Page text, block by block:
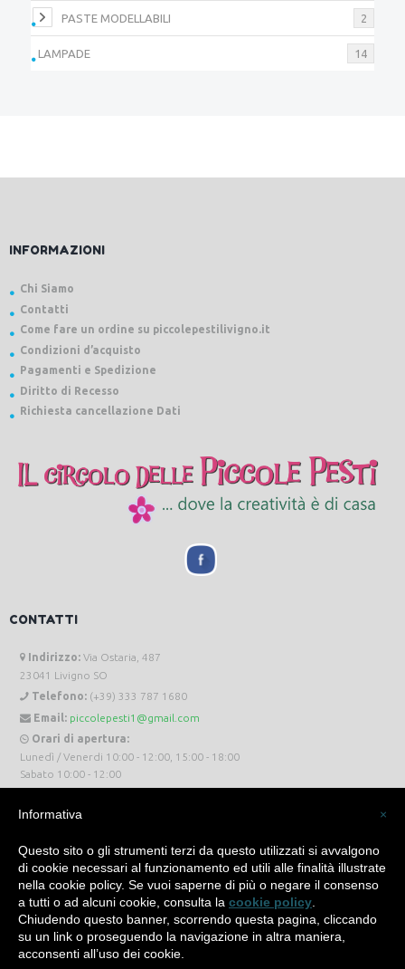
PASTE MODELLABILI 2
LAMPADE 14
INFORMAZIONI
Chi Siamo
Contatti
Come fare un ordine su piccolepestilivigno.it
Condizioni d’acquisto
Pagamenti e Spedizione
Diritto di Recesso
Richiesta cancellazione Dati
CONTATTI
Indirizzo: Via Ostaria, 487
23041 Livigno SO
Telefono: (+39) 333 787 1680
Email: piccolepesti1@gmail.com
Orari di apertura:
Lunedì / Venerdi 10:00 - 12:00, 15:00 - 18:00
Sabato 10:00 - 12:00
Piccole Pesti Livigno © 2024 Tutti i diritti riservati. -Privacy Policy-Cookie Policy
Made with bySìServices
×
Informativa
Questo sito o gli strumenti terzi da questo utilizzati si avvalgono
di cookie necessari al funzionamento ed utili alle finalità illustrate
nella cookie policy. Se vuoi saperne di più o negare il consenso
a tutti o ad alcuni cookie, consulta la cookie policy
Chiudendo questo banner, scorrendo questa pagina, cliccando
su un link o proseguendo la navigazione in altra maniera,
acconsenti all’uso dei cookie.